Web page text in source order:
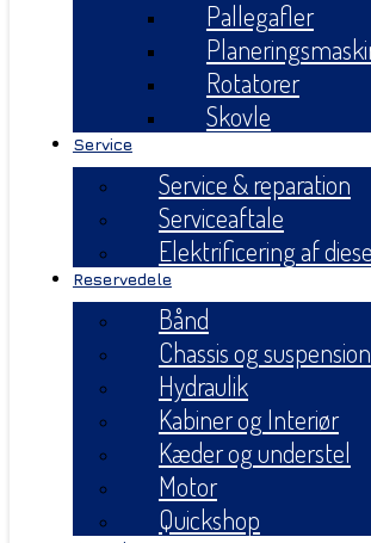
Pallegafler
Rotatorer
Skovle
Service
Service & reparation
Serviceaftale
Elektrificering af
Reservedele
Bånd
Chassis og suspension
Hydraulik
Kabiner og Interiør
Kæder og understel
Motor
Quickshop